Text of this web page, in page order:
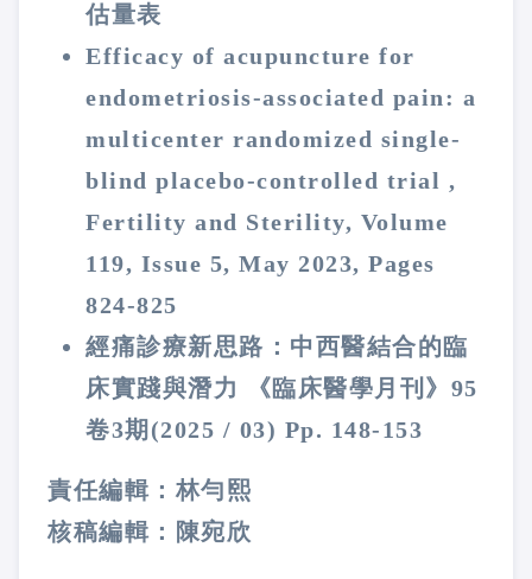
估量表
Efficacy of acupuncture for
endometriosis-associated pain: a
multicenter randomized single-
blind placebo-controlled trial ,
Fertility and Sterility, Volume
119, Issue 5, May 2023, Pages
824-825
經痛診療新思路：中西醫結合的臨
床實踐與潛力 《臨床醫學月刊》95
卷3期(2025 / 03) Pp. 148-153
責任編輯：林勻熙
核稿編輯：陳宛欣